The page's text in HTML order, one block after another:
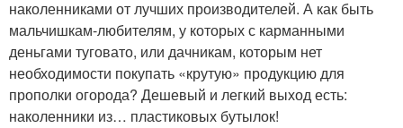
наколенниками от лучших производителей. А как быть
мальчишкам-любителям, у которых с карманными
деньгами туговато, или дачникам, которым нет
необходимости покупать «крутую» продукцию для
прополки огорода? Дешевый и легкий выход есть:
наколенники из… пластиковых бутылок!